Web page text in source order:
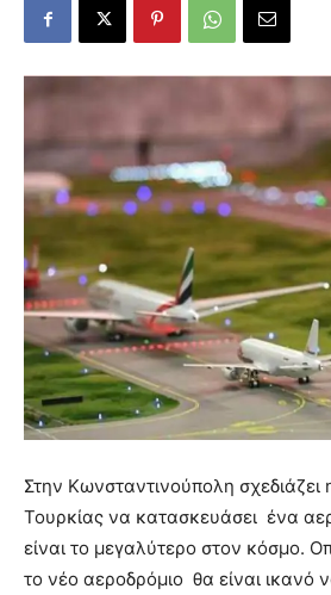
Στην Κωνσταντινούπολη
Τουρκίας να κατασκευάσει ένα
είναι το μεγαλύτερο στον κόσμο.
το νέο αεροδρόμιο θα είναι ικανό